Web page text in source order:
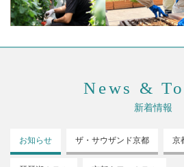
News &
新着情報
お知らせ ザ・サウザンド京都 京